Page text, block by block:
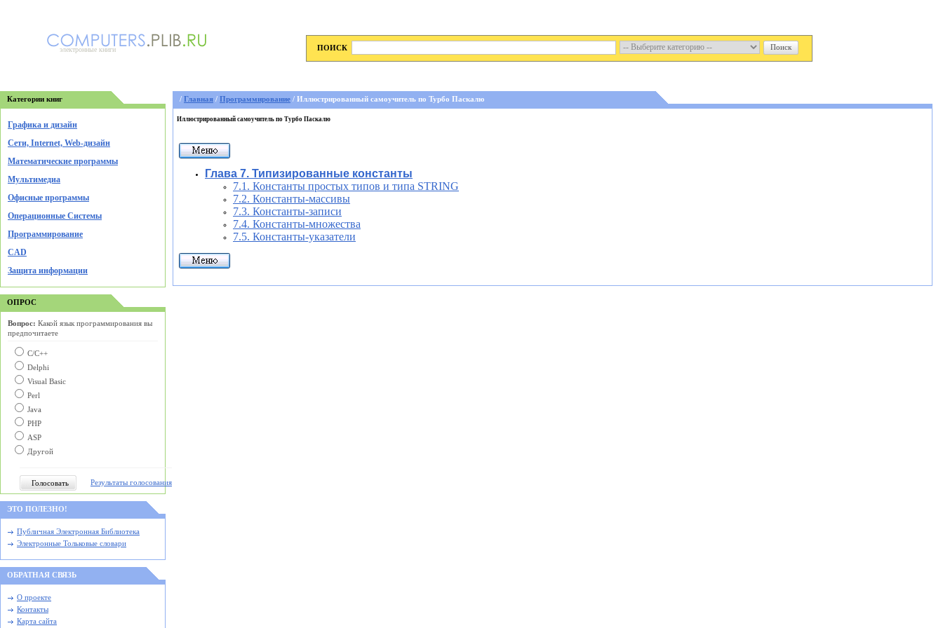
электронные книги ПОИСК
Категории книг
Графика и дизайн
Cети, Internet, Web-дизайн
Математические программы
Мультимедиа
Офисные программы
Операционные Системы
Программирование
CAD
Защита информации
ОПРОС
Вопрос: Какой язык программирования вы
предпочитаете
С/C++
Delphi
Visual Basic
Perl
Java
PHP
ASP
Другой
Результаты голосования
ЭТО ПОЛЕЗНО!
Публичная Электронная Библиотека
Электронные Тольковые словари
ОБРАТНАЯ СВЯЗЬ
О проекте
Контакты
Карта сайта
/ Главная / Программирование / Иллюстрированный самоучитель по Турбо Паскалю
Иллюстрированный самоучитель по Турбо Паскалю
Глава 7. Типизированные константы
7.1. Константы простых типов и типа STRING
7.2. Константы-массивы
7.3. Константы-записи
7.4. Константы-множества
7.5. Константы-указатели